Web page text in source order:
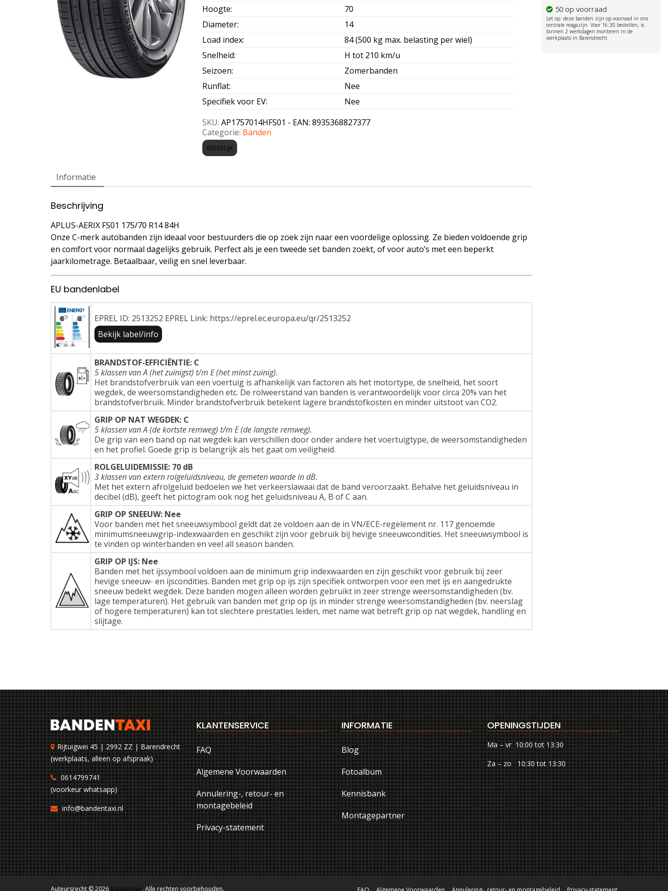
Hoogte:
70
Diameter:
14
Load index:
84 (500 kg max. belasting per wiel)
Snelheid:
H tot 210 km/u
Seizoen:
Zomerbanden
Runflat:
Nee
Specifiek voor EV:
Nee
SKU: AP1757014HFS01 - EAN: 8935368827377
Categorie: Banden
VERGELIJK
50 op voorraad
Informatie
Beschrijving
APLUS-AERIX FS01 175/70 R14 84H
Onze C-merk autobanden zijn ideaal voor bestuurders die op zoek zijn naar een voordelige oplossing. Ze bieden voldoende grip
en comfort voor normaal dagelijks gebruik. Perfect als je een tweede set banden zoekt, of voor auto’s met een beperkt
jaarkilometrage. Betaalbaar, veilig en snel leverbaar.
EU bandenlabel
EPREL ID: 2513252 EPREL Link: https://eprel.ec.europa.eu/qr/2513252
Bekijk label/info
BRANDSTOF-EFFICIËNTIE: C
5 klassen van A (het zuinigst) t/m E (het minst zuinig).
Het brandstofverbruik van een voertuig is afhankelijk van factoren als het motortype, de snelheid, het soort
wegdek, de weersomstandigheden etc. De rolweerstand van banden is verantwoordelijk voor circa 20% van het
brandstofverbruik. Minder brandstofverbruik betekent lagere brandstofkosten en minder uitstoot van CO2.
GRIP OP NAT WEGDEK: C
5 klassen van A (de kortste remweg) t/m E (de langste remweg).
De grip van een band op nat wegdek kan verschillen door onder andere het voertuigtype, de weersomstandigheden
en het profiel. Goede grip is belangrijk als het gaat om veiligheid.
ROLGELUIDEMISSIE: 70 dB
3 klassen van extern rolgeluidsniveau, de gemeten waarde in dB.
Met het extern afrolgeluid bedoelen we het verkeerslawaai dat de band veroorzaakt. Behalve het geluidsniveau in
decibel (dB), geeft het pictogram ook nog het geluidsniveau A, B of C aan.
GRIP OP SNEEUW: Nee
Voor banden met het sneeuwsymbool geldt dat ze voldoen aan de in VN/ECE-regelement nr. 117 genoemde
minimumsneeuwgrip-indexwaarden en geschikt zijn voor gebruik bij hevige sneeuwcondities. Het sneeuwsymbool is
te vinden op winterbanden en veel all season banden.
GRIP OP IJS: Nee
Banden met het ijssymbool voldoen aan de minimum grip indexwaarden en zijn geschikt voor gebruik bij zeer
hevige sneeuw- en ijscondities. Banden met grip op ijs zijn specifiek ontworpen voor een met ijs en aangedrukte
sneeuw bedekt wegdek. Deze banden mogen alleen worden gebruikt in zeer strenge weersomstandigheden (bv.
lage temperaturen). Het gebruik van banden met grip op ijs in minder strenge weersomstandigheden (bv. neerslag
of hogere temperaturen) kan tot slechtere prestaties leiden, met name wat betreft grip op nat wegdek, handling en
slijtage.
Rijtuigwei 45 | 2992 ZZ | Barendrecht
(werkplaats, alleen op afspraak)
0614799741
(voorkeur whatsapp)
info@bandentaxi.nl
KLANTENSERVICE
FAQ
Algemene Voorwaarden
Annulering-, retour- en
montagebeleid
Privacy-statement
INFORMATIE
Blog
Fotoalbum
Kennisbank
Montagepartner
OPENINGSTIJDEN
Ma – vr 10:00 tot 13:30
Za – zo 10:30 tot 13:30
Auteursrecht © 2026 Bandentaxi. Alle rechten voorbehouden.